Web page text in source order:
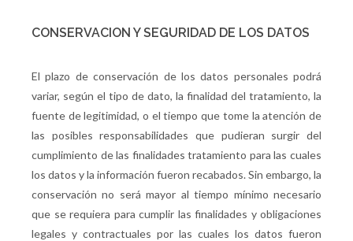
CONSERVACION Y SEGURIDAD DE LOS DATOS
El plazo de conservación de los datos personales podrá
variar, según el tipo de dato, la finalidad del tratamiento, la
fuente de legitimidad, o el tiempo que tome la atención de
las posibles responsabilidades que pudieran surgir del
cumplimiento de las finalidades tratamiento para las cuales
los datos y la información fueron recabados. Sin embargo, la
conservación no será mayor al tiempo mínimo necesario
que se requiera para cumplir las finalidades y obligaciones
legales y contractuales por las cuales los datos fueron